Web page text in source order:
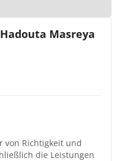
Masreya
von Richtigkeit und
die Leistungen